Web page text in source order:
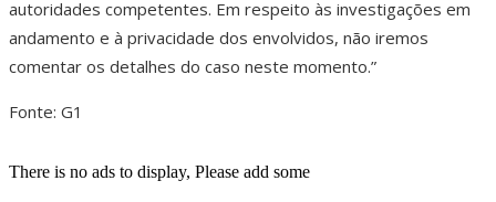
autoridades competentes. Em respeito às investigações em
andamento e à privacidade dos envolvidos, não iremos
comentar os detalhes do caso neste momento.”
Fonte: G1
There is no ads to display, Please add some